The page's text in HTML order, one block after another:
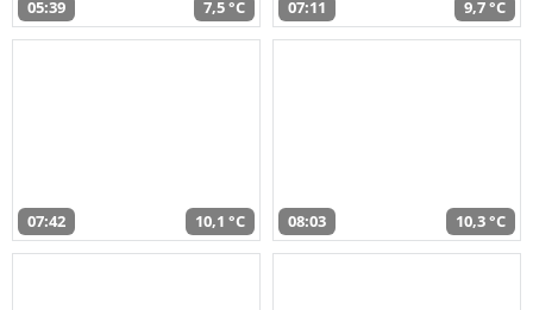
05:39 7,5 °C 07:11 9,7 °C
07:42 10,1 °C 08:03 10,3 °C